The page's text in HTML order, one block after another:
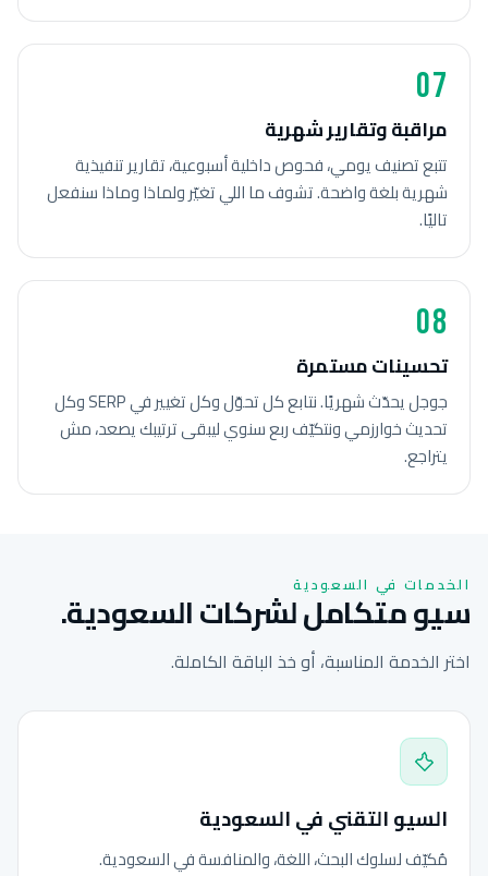
07
مراقبة وتقارير شهرية
تتبع تصنيف يومي، فحوص داخلية أسبوعية، تقارير تنفيذية
شهرية بلغة واضحة. تشوف ما اللي تغيّر ولماذا وماذا سنفعل
تاليًا.
08
تحسينات مستمرة
جوجل يحدّث شهريًا. نتابع كل تحوّل وكل تغيير في SERP وكل
تحديث خوارزمي ونتكيّف ربع سنوي ليبقى ترتيبك يصعد، مش
يتراجع.
الخدمات في السعودية
سيو متكامل لشركات السعودية.
اختر الخدمة المناسبة، أو خذ الباقة الكاملة.
السيو التقني في السعودية
مُكيّف لسلوك البحث، اللغة، والمنافسة في السعودية.